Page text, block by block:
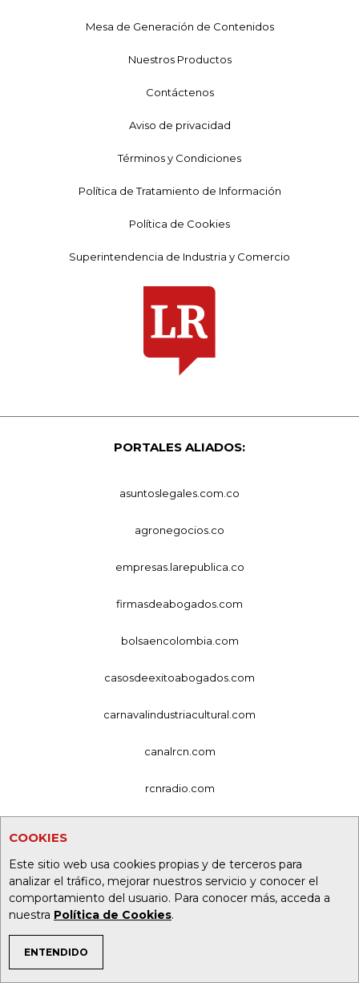
COOKIES
Este sitio web usa cookies propias y de terceros para
analizar el tráfico, mejorar nuestros servicio y conocer el
comportamiento del usuario. Para conocer más, acceda a
nuestra Política de Cookies.
ENTENDIDO
TEMAS DE INTERÉS
Mesa de Generación de Contenidos
Nuestros Productos
Contáctenos
Aviso de privacidad
Términos y Condiciones
Política de Tratamiento de Información
Política de Cookies
Superintendencia de Industria y Comercio
PORTALES ALIADOS:
asuntoslegales.com.co
agronegocios.co
empresas.larepublica.co
firmasdeabogados.com
bolsaencolombia.com
casosdeexitoabogados.com
carnavalindustriacultural.com
canalrcn.com
rcnradio.com
lafm.com.co
alerta.com.co